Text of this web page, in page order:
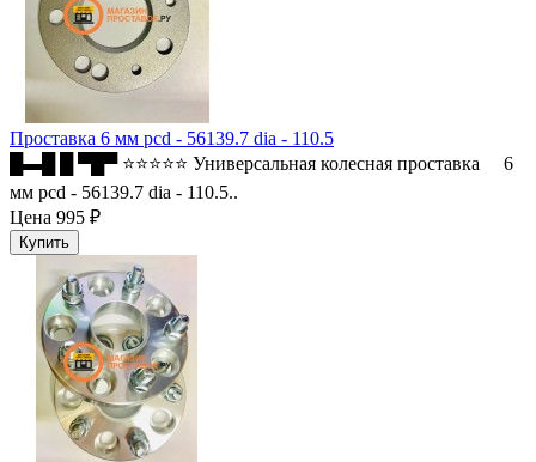
Проставка 6 мм pcd - 56139.7 dia - 110.5
█▬█ █ ▀█▀ ⭐⭐⭐⭐⭐ Универсальная колесная проставка 6
мм pcd - 56139.7 dia - 110.5..
Цена 995 ₽